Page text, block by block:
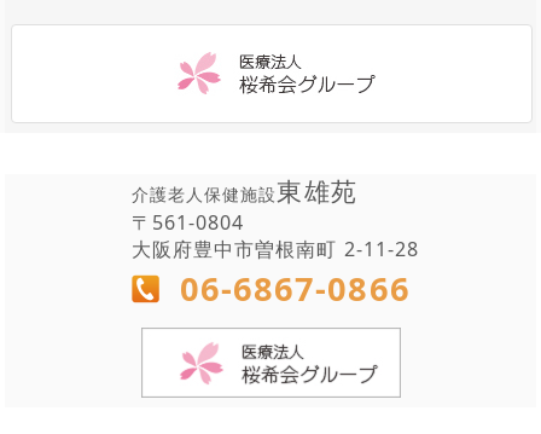
介護老人保健施設東雄苑
〒561-0804
大阪府豊中市曽根南町 2-11-28
06-6867-0866